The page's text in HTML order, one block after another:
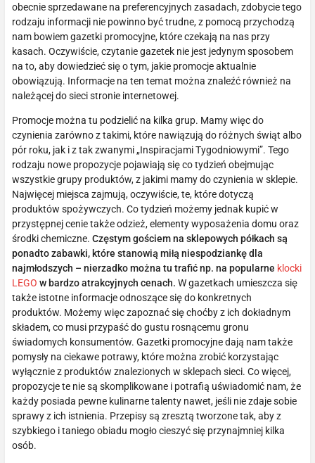
obecnie sprzedawane na preferencyjnych zasadach, zdobycie tego
rodzaju informacji nie powinno być trudne, z pomocą przychodzą
nam bowiem gazetki promocyjne, które czekają na nas przy
kasach. Oczywiście, czytanie gazetek nie jest jedynym sposobem
na to, aby dowiedzieć się o tym, jakie promocje aktualnie
obowiązują. Informacje na ten temat można znaleźć również na
należącej do sieci stronie internetowej.
Promocje można tu podzielić na kilka grup. Mamy więc do
czynienia zarówno z takimi, które nawiązują do różnych świąt albo
pór roku, jak i z tak zwanymi „Inspiracjami Tygodniowymi”. Tego
rodzaju nowe propozycje pojawiają się co tydzień obejmując
wszystkie grupy produktów, z jakimi mamy do czynienia w sklepie.
Najwięcej miejsca zajmują, oczywiście, te, które dotyczą
produktów spożywczych. Co tydzień możemy jednak kupić w
przystępnej cenie także odzież, elementy wyposażenia domu oraz
środki chemiczne. Częstym gościem na sklepowych półkach są
ponadto zabawki, które stanowią miłą niespodziankę dla
najmłodszych – nierzadko można tu trafić np. na popularne klocki
LEGO w bardzo atrakcyjnych cenach. W gazetkach umieszcza się
także istotne informacje odnoszące się do konkretnych
produktów. Możemy więc zapoznać się choćby z ich dokładnym
składem, co musi przypaść do gustu rosnącemu gronu
świadomych konsumentów. Gazetki promocyjne dają nam także
pomysły na ciekawe potrawy, które można zrobić korzystając
wyłącznie z produktów znalezionych w sklepach sieci. Co więcej,
propozycje te nie są skomplikowane i potrafią uświadomić nam, że
każdy posiada pewne kulinarne talenty nawet, jeśli nie zdaje sobie
sprawy z ich istnienia. Przepisy są zresztą tworzone tak, aby z
szybkiego i taniego obiadu mogło cieszyć się przynajmniej kilka
osób.